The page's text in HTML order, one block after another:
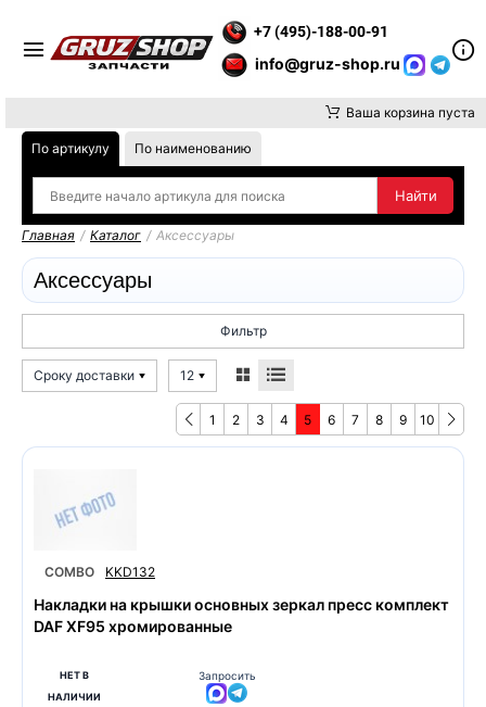
+7 (495)-188-00-91
info@gruz-shop.ru
Ваша корзина пуста
По артикулу По наименованию
Главная / Каталог / Аксессуары
Аксессуары
Фильтр
Сроку доставки 12
1 2 3 4 5 6 7 8 9 10
COMBO KKD132
Накладки на крышки основных зеркал пресс комплект
DAF XF95 хромированные
НЕТ В
НАЛИЧИИ
Запросить